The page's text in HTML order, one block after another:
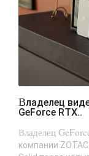
Владелец видеокарты GeForce RTX 4090 получил
GeForce RTX..
Владелец
компании